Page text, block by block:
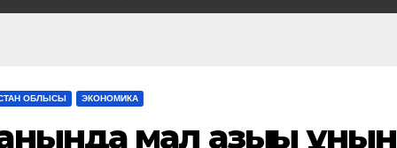
ОБЛЫСЫ ЭКОНОМИКА
мал азығы ұнын